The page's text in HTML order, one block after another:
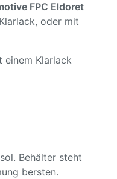
FPC Eldoret
oder mit
einem Klarlack
Behälter steht
bersten.